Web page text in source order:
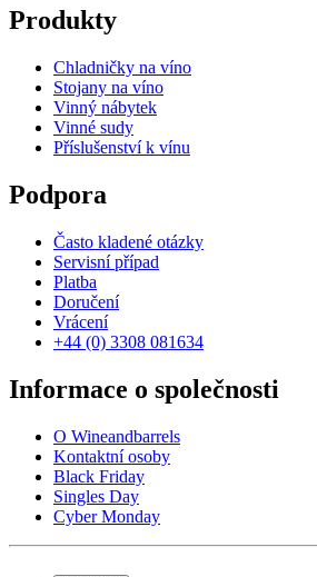
Produkty
Chladničky na víno
Stojany na víno
Vinný nábytek
Vinné sudy
Příslušenství k vínu
Podpora
Často kladené otázky
Servisní případ
Platba
Doručení
Vrácení
+44 (0) 3308 081634
Informace o společnosti
O Wineandbarrels
Kontaktní osoby
Black Friday
Singles Day
Cyber Monday